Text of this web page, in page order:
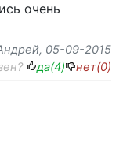
очень
, 05-09-2015
да(4) нет(0)